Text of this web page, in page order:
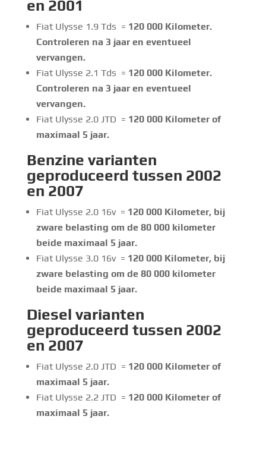
en 2001
Fiat Ulysse 1.9 Tds = 120 000Kilometer.
Controleren na 3 jaar en eventueel
vervangen.
Fiat Ulysse 2.1 Tds = 120 000Kilometer.
Controleren na 3 jaar en eventueel
vervangen.
Fiat Ulysse 2.0 JTD = 120 000Kilometer of
maximaal 5 jaar.
Benzine varianten
geproduceerd tussen 2002
en 2007
Fiat Ulysse 2.0 16v = 120 000Kilometer, bij
zware belasting om de 80 000 kilometer
beide maximaal 5 jaar.
Fiat Ulysse 3.0 16v = 120 000Kilometer, bij
zware belasting om de 80 000 kilometer
beide maximaal 5 jaar.
Diesel varianten
geproduceerd tussen 2002
en 2007
Fiat Ulysse 2.0 JTD = 120 000Kilometer of
maximaal 5 jaar.
Fiat Ulysse 2.2 JTD = 120 000Kilometer of
maximaal 5 jaar.